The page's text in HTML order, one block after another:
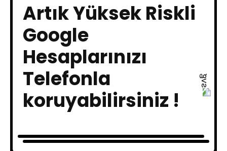
Artık Yüksek Riskli
Google
Hesaplarınızı
Telefonla
koruyabilirsiniz !